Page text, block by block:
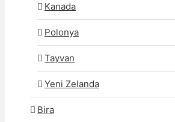
Kanada
Polonya
Tayvan
Yeni Zelanda
Bira